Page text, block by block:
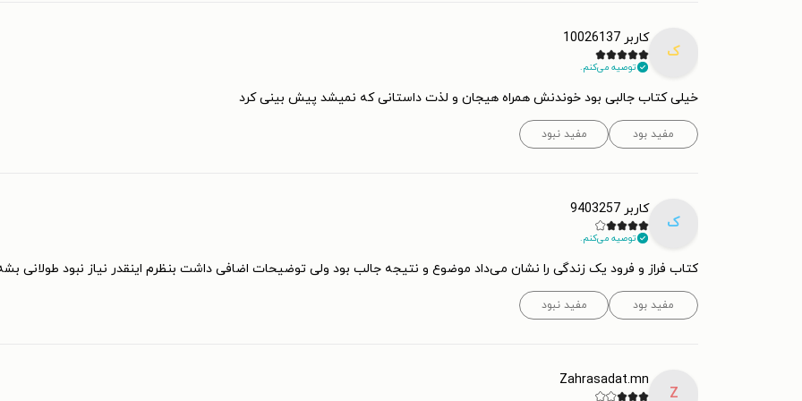
ک
کاربر 10026137
توصیه می‌کنم.
خیلی کتاب جالبی بود خوندنش همراه هیجان و لذت داستانی که نمیشد پیش بینی کرد
مفید بود مفید نبود
ک
کاربر 9403257
توصیه می‌کنم.
کتاب فراز و فرود یک زندگی را نشان می‌داد موضوع و نتیجه جالب بود ولی توضیحات اضافی داشت بنظرم اینقدر نیاز نبود طولانی
مفید بود مفید نبود
Z
Zahrasadat.mn